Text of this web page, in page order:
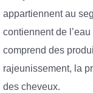
appartiennent au
contiennent de
comprend des
rajeunissement, la
des cheveux.